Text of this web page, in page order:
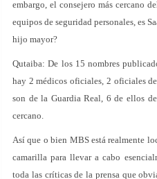
embargo, el consejero más cercano
equipos de seguridad personales, es
hijo mayor?
Qutaiba: De los 15 nombres
hay 2 médicos oficiales, 2 oficiales
son de la Guardia Real, 6 de ellos
cercano.
Así que o bien MBS está realmente
camarilla para llevar a cabo
toda las críticas de la prensa que